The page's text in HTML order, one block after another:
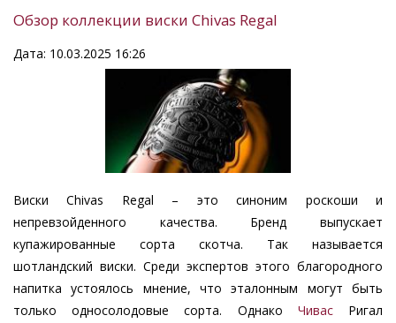
Обзор коллекции виски Chivas Regal
Дата: 10.03.2025 16:26
Виски Chivas Regal – это синоним роскоши и
непревзойденного качества. Бренд выпускает
купажированные сорта скотча. Так называется
шотландский виски. Среди экспертов этого благородного
напитка устоялось мнение, что эталонным могут быть
только односолодовые сорта. Однако ЧивасРигал